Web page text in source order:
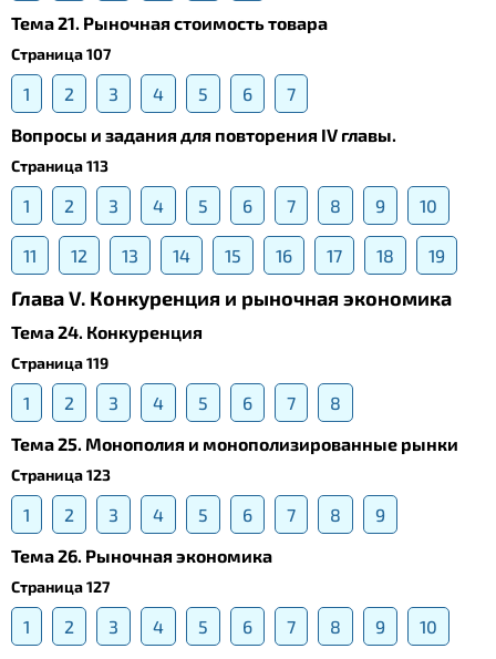
Тема 21. Рыночная стоимость товара
Страница 107
1 2 3 4 5 6
7
Вопросы и задания для повторения IV главы.
Страница 113
1 2 3 4 5 6 7 8 9 10
11 12 13 14 15 16 17 18 19
Глава V. Конкуренция и рыночная экономика
Тема 24. Конкуренция
Страница 119
1 2 3 4 5 6 7
8
Тема 25. Монополия и монополизированные рынки
Страница 123
1 2 3 4 5 6 7 8
9
Тема 26. Рыночная экономика
Страница 127
1 2 3 4 5 6 7 8 9
10